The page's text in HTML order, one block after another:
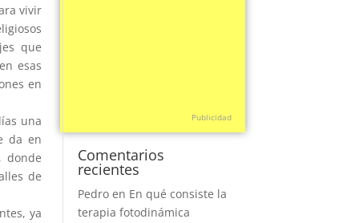
vivir
que
esas
en
una
da en
donde
de
ya
Publicidad
Comentarios
recientes
Pedro en En qué consiste la
terapia fotodinámica